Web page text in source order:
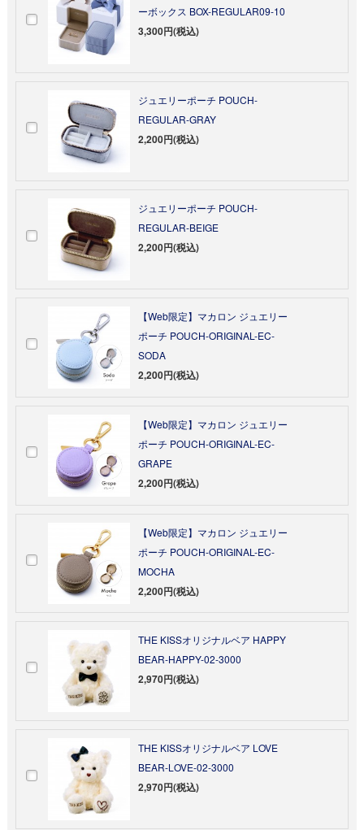
ーボックス BOX-REGULAR09-10
3,300円(税込)
ジュエリーポーチ POUCH-
REGULAR-GRAY
2,200円(税込)
ジュエリーポーチ POUCH-
REGULAR-BEIGE
2,200円(税込)
【Web限定】マカロン ジュエリー
ポーチ POUCH-ORIGINAL-EC-
SODA
2,200円(税込)
【Web限定】マカロン ジュエリー
ポーチ POUCH-ORIGINAL-EC-
GRAPE
2,200円(税込)
【Web限定】マカロン ジュエリー
ポーチ POUCH-ORIGINAL-EC-
MOCHA
2,200円(税込)
THE KISSオリジナルベア HAPPY
BEAR-HAPPY-02-3000
2,970円(税込)
THE KISSオリジナルベア LOVE
BEAR-LOVE-02-3000
2,970円(税込)